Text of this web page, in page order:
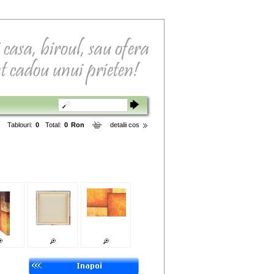
detalii cos
Tablouri: 0 Total: 0 Ron